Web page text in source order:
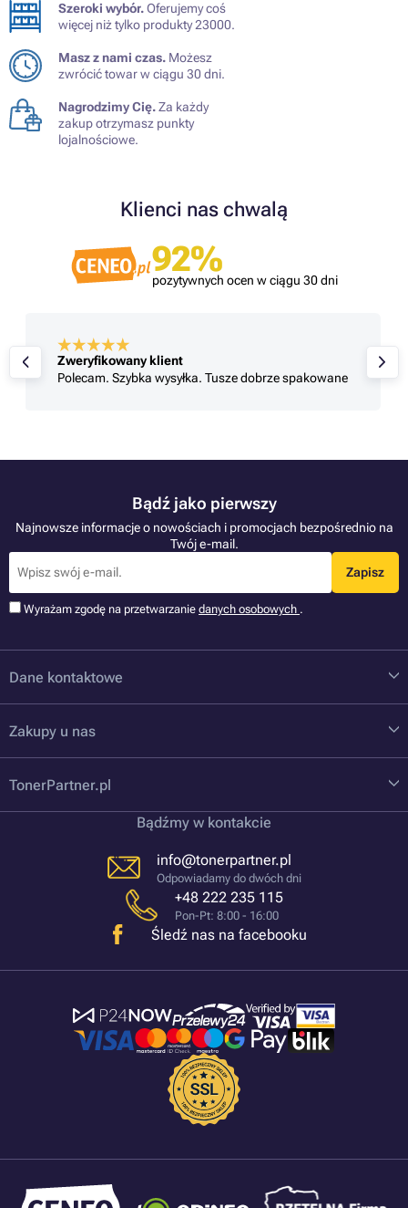
Szeroki wybór.Oferujemy coś
więcej niż tylko produkty 23000.
Masz z nami czas. Możesz
zwrócić towar w ciągu 30 dni.
Nagrodzimy Cię.Za każdy
zakup otrzymasz punkty
lojalnościowe.
Klienci nas chwalą
92%
pozytywnych ocen w ciągu 30 dni
Zweryfikowany klient
Polecam. Szybka wysyłka. Tusze dobrze spakowane
Bądź jako pierwszy
Najnowsze informacje o nowościach i promocjach bezpośrednio na
Twój e-mail.
Zapisz
Wyrażam zgodę na przetwarzanie danych osobowych .
Dane kontaktowe
Zakupy u nas
TonerPartner.pl
Bądźmy w kontakcie
info@tonerpartner.pl
Odpowiadamy do dwóch dni
+48 222 235 115
Pon-Pt: 8:00 - 16:00
Śledź nas na facebooku